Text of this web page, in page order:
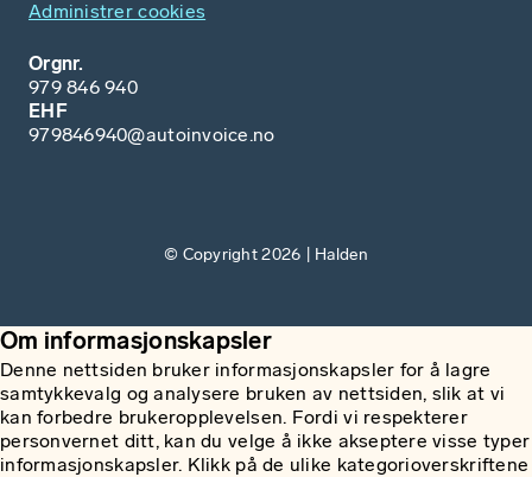
Administrer cookies
Orgnr.
979 846 940
EHF
979846940@autoinvoice.no
© Copyright 2026 | Halden
Om informasjonskapsler
Denne nettsiden bruker informasjonskapsler for å lagre
samtykkevalg og analysere bruken av nettsiden, slik at vi
kan forbedre brukeropplevelsen. Fordi vi respekterer
personvernet ditt, kan du velge å ikke akseptere visse typer
informasjonskapsler. Klikk på de ulike kategorioverskriftene